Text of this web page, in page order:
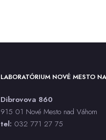
LABORATÓRIUM NOVÉ MESTO
Dibrovova 860
915 01 Nové Mesto nad Váhom
tel: 032 771 27 75